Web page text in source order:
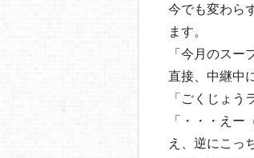
今でも変わら
ます。
「今月のス
直接、中継中
「ごくじょう
「・・・えー
え、逆にこっ